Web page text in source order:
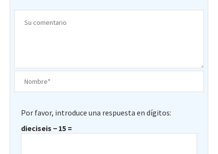
Por favor, introduce una respuesta en dígitos:
dieciseis − 15 =